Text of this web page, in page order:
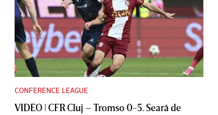
CONFERENCE LEAGUE
VIDEO | CFR Cluj – Tromso 0-5. Seară de